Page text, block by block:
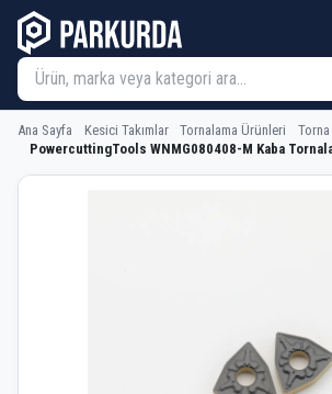
Ana Sayfa Kesici Takımlar Tornalama Ürünleri
Torna
PowercuttingTools WNMG080408-M Kaba
PowercuttingTools